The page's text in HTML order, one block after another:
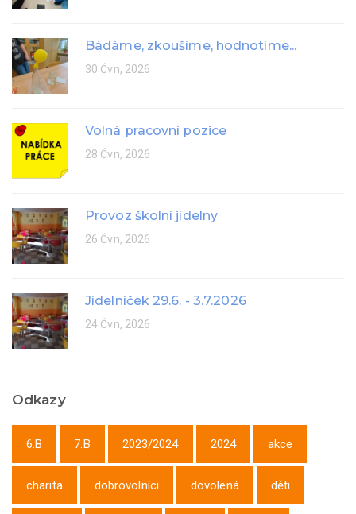
Bádáme, zkoušíme, hodnotíme...
30 Čvn, 2026
Volná pracovní pozice
28 Čvn, 2026
Provoz školní jídelny
26 Čvn, 2026
Jídelníček 29.6. - 3.7.2026
24 Čvn, 2026
Odkazy
6.B 7.B 2023/2024 2024 akce
charita dobrovolníci dovolená děti